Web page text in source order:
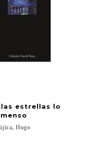
las estrellas lo
Hugo